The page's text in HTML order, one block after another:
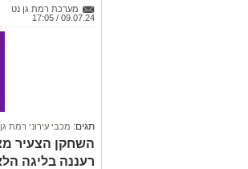
מערכת רמת גן נט
09.07.24 / 17:05
תגים: מכבי עירוני רמת גן
השחקן הצעיר
רעננה בליגה